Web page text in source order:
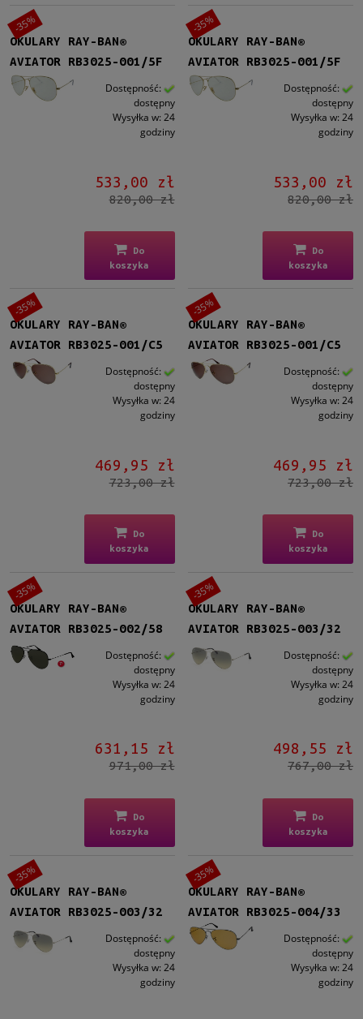
OKULARY RAY-BAN®
AVIATOR RB3025-001/5F
Dostępność:
dostępny
Wysyłka w: 24
godziny
533,00 zł
820,00 zł
Do
koszyka
-35%
OKULARY RAY-BAN®
AVIATOR RB3025-001/5F
Dostępność:
dostępny
Wysyłka w: 24
godziny
533,00 zł
820,00 zł
Do
koszyka
-35%
OKULARY RAY-BAN®
AVIATOR RB3025-001/C5
Dostępność:
dostępny
Wysyłka w: 24
godziny
469,95 zł
723,00 zł
Do
koszyka
-35%
OKULARY RAY-BAN®
AVIATOR RB3025-001/C5
Dostępność:
dostępny
Wysyłka w: 24
godziny
469,95 zł
723,00 zł
Do
koszyka
-35%
OKULARY RAY-BAN®
AVIATOR RB3025-002/58
Dostępność:
dostępny
Wysyłka w: 24
godziny
631,15 zł
971,00 zł
Do
koszyka
-35%
OKULARY RAY-BAN®
AVIATOR RB3025-003/32
Dostępność:
dostępny
Wysyłka w: 24
godziny
498,55 zł
767,00 zł
Do
koszyka
-35%
OKULARY RAY-BAN®
AVIATOR RB3025-003/32
Dostępność:
dostępny
Wysyłka w: 24
godziny
-35%
OKULARY RAY-BAN®
AVIATOR RB3025-004/33
Dostępność:
dostępny
Wysyłka w: 24
godziny
-35%